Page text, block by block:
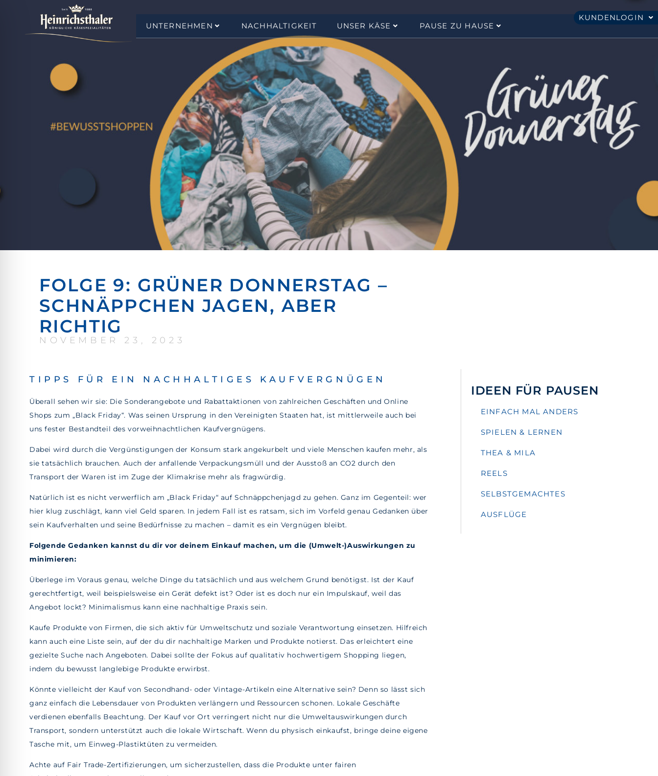
KUNDENLOGIN
UNTERNEHMEN
NACHHALTIGKEIT UNSER KÄSE PAUSE ZU HAUSE
FOLGE 9: GRÜNER DONNERSTAG –
SCHNÄPPCHEN JAGEN, ABER
RICHTIG
NOVEMBER 23, 2023
TIPPS FÜR EIN NACHHALTIGES KAUFVERGNÜGEN
Überall sehen wir sie: Die Sonderangebote und Rabattaktionen von zahlreichen Geschäften und Online
Shops zum „Black Friday“. Was seinen Ursprung in den Vereinigten Staaten hat, ist mittlerweile auch bei
uns fester Bestandteil des vorweihnachtlichen Kaufvergnügens.
Dabei wird durch die Vergünstigungen der Konsum stark angekurbelt und viele Menschen kaufen mehr, als
sie tatsächlich brauchen. Auch der anfallende Verpackungsmüll und der Ausstoß an CO2 durch den
Transport der Waren ist im Zuge der Klimakrise mehr als fragwürdig.
Natürlich ist es nicht verwerflich am „Black Friday“ auf Schnäppchenjagd zu gehen. Ganz im Gegenteil: wer
hier klug zuschlägt, kann viel Geld sparen. In jedem Fall ist es ratsam, sich im Vorfeld genau Gedanken über
sein Kaufverhalten und seine Bedürfnisse zu machen – damit es ein Vergnügen bleibt.
Folgende Gedanken kannst du dir vor deinem Einkauf machen, um die (Umwelt-)Auswirkungen zu
minimieren:
Überlege im Voraus genau, welche Dinge du tatsächlich und aus welchem Grund benötigst. Ist der Kauf
gerechtfertigt, weil beispielsweise ein Gerät defekt ist? Oder ist es doch nur ein Impulskauf, weil das
Angebot lockt? Minimalismus kann eine nachhaltige Praxis sein.
Kaufe Produkte von Firmen, die sich aktiv für Umweltschutz und soziale Verantwortung einsetzen. Hilfreich
kann auch eine Liste sein, auf der du dir nachhaltige Marken und Produkte notierst. Das erleichtert eine
gezielte Suche nach Angeboten. Dabei sollte der Fokus auf qualitativ hochwertigem Shopping liegen,
indem du bewusst langlebige Produkte erwirbst.
Könnte vielleicht der Kauf von Secondhand- oder Vintage-Artikeln eine Alternative sein? Denn so lässt sich
ganz einfach die Lebensdauer von Produkten verlängern und Ressourcen schonen. Lokale Geschäfte
verdienen ebenfalls Beachtung. Der Kauf vor Ort verringert nicht nur die Umweltauswirkungen durch
Transport, sondern unterstützt auch die lokale Wirtschaft. Wenn du physisch einkaufst, bringe deine eigene
Tasche mit, um Einweg-Plastiktüten zu vermeiden.
Achte auf Fair Trade-Zertifizierungen, um sicherzustellen, dass die Produkte unter fairen
IDEEN FÜR PAUSEN
EINFACH MAL ANDERS
SPIELEN & LERNEN
THEA & MILA
REELS
SELBSTGEMACHTES
AUSFLÜGE